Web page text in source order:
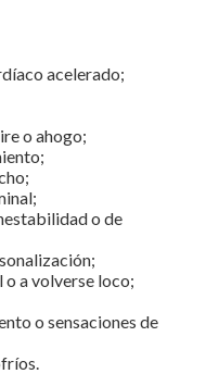
acelerado;
o ahogo;
o de
a volverse loco;
o sensaciones de